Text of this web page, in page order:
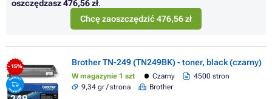
oszczędzasz476,56 zł.
Chcę zaoszczędzić 476,56 zł
- 15% Brother TN-249 (TN249BK) - toner, black (czarny)
W magazynie 1 szt Czarny
4500 stron
9,34 gr / strona
Brother